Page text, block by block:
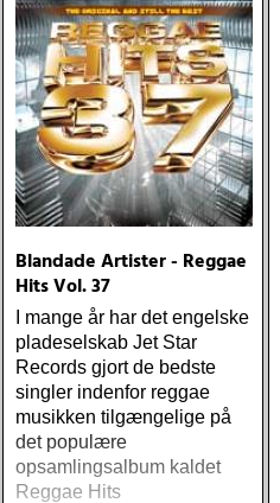
Blandade Artister - Reggae
Hits Vol. 37
I mange år har det engelske
pladeselskab Jet Star
Records gjort de bedste
singler indenfor reggae
musikken tilgængelige på
det populære
opsamlingsalbum kaldet
Reggae Hits